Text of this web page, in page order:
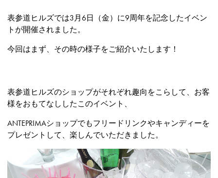
表参道ヒルズでは3月6日（金）に9周年を記念したイベン
トが開催されました。
今回はまず、その時の様子をご紹介いたします！
表参道ヒルズのショップがそれぞれ趣向をこらして、お客
様をおもてなししたこのイベント、
ANTEPRIMAショップでもフリードリンクやキャンディーを
プレゼントして、楽しんでいただきました。